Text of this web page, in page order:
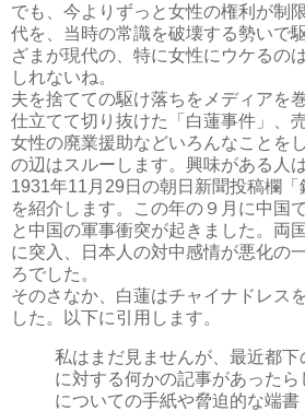
でも、今よりずっと女性の権利が制
代を、当時の常識を破壊する勢いで
ざまが現代の、特に女性にウケるの
しれないね。
夫を捨てての駆け落ちをメディアを
仕立てて切り抜けた「白蓮事件」、
女性の廃業援助などいろんなことを
の辺はスルーします。興味がある人
1931年11月29日の朝日新聞投稿欄「
を紹介します。この年の９月に中国
と中国の軍事衝突が起きました。両
に突入、日本人の対中感情が悪化の
ろでした。
そのさなか、白蓮はチャイナドレス
した。以下に引用します。
私はまだ見ませんが、最近都
に対する何かの記事があった
についての手紙や脅迫的な端